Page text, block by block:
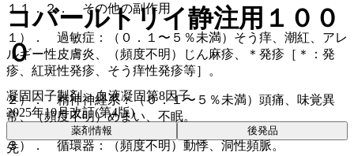
１１．２． その他の副作用
１）． 過敏症：（０．１〜５％未満）そう痒、潮紅、アレ
ルギー性皮膚炎、（頻度不明）じん麻疹、＊発疹［＊：発
疹、紅斑性発疹、そう痒性発疹等］。
２）． 精神神経系：（０．１〜５％未満）頭痛、味覚異
常、（頻度不明）めまい、不眠。
３）． 循環器：（頻度不明）動悸、洞性頻脈。
コバールトリイ静注用１００
０
凝固因子製剤 > 血液凝固第8因子
2025年10月改訂(第4版)
薬剤情報 後発品
先